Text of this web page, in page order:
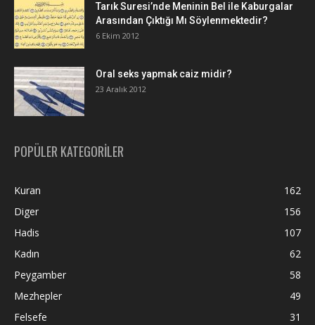
Tarık Suresi’nde Meninin Bel ile Kaburgalar
Arasından Çıktığı Mı Söylenmektedir?
6 Ekim 2012
Oral seks yapmak caiz midir?
23 Aralık 2012
POPÜLER KATEGORİLER
Kuran
162
Diger
156
Hadis
107
Kadın
62
Peygamber
58
Mezhepler
49
Felsefe
31